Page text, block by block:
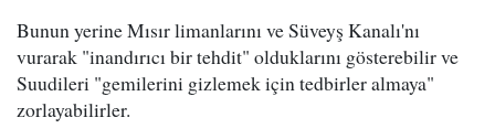
Bunun yerine Mısır limanlarını ve Süveyş Kanalı'nı
vurarak "inandırıcı bir tehdit" olduklarını gösterebilir ve
Suudileri "gemilerini gizlemek için tedbirler almaya"
zorlayabilirler.